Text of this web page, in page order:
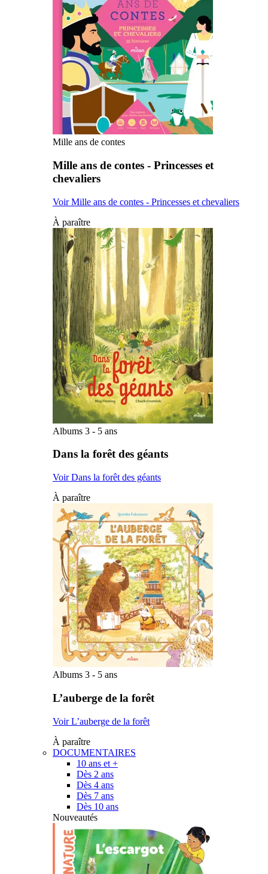
Mille ans de contes
Mille ans de contes - Princesses et
chevaliers
Voir Mille ans de contes - Princesses et chevaliers
À paraître
Albums 3 - 5 ans
Dans la forêt des géants
Voir Dans la forêt des géants
À paraître
Albums 3 - 5 ans
L’auberge de la forêt
Voir L’auberge de la forêt
À paraître
DOCUMENTAIRES
10 ans et +
Dès 2 ans
Dès 4 ans
Dès 7 ans
Dès 10 ans
Nouveautés